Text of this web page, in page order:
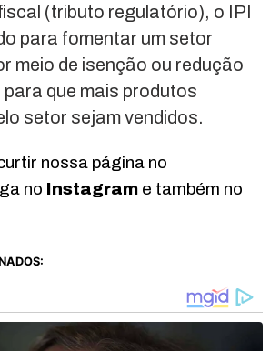
(tributo regulatório), o IPI
para fomentar um setor
meio de isenção ou redução
que mais produtos
setor sejam vendidos.
nossa página no
no Instagrame também no